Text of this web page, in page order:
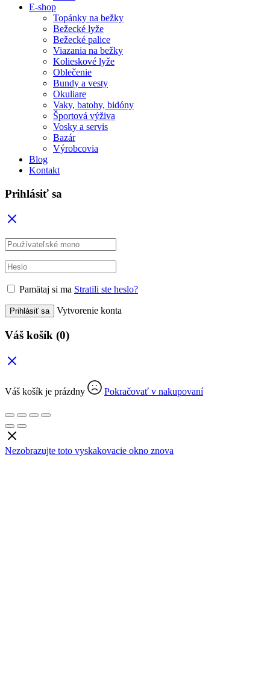
E-shop
Topánky na bežky
Bežecké lyže
Bežecké palice
Viazania na bežky
Kolieskové lyže
Oblečenie
Bundy a vesty
Okuliare
Vaky, batohy, bidóny
Športová výživa
Vosky a servis
Bazár
Výrobcovia
Blog
Kontakt
Prihlásiť sa
Pamätaj si ma Stratili ste heslo?
Prihlásiť sa Vytvorenie konta
Váš košík (0)
Váš košík je prázdny Pokračovať v nakupovaní
Nezobrazujte toto vyskakovacie okno znova